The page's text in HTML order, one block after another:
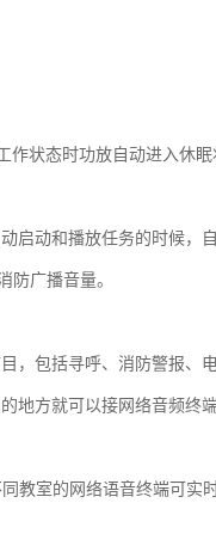
状态时功放自动进入休
动和播放任务的时候，
防广播音量。
包括寻呼、消防警报、电
地方就可以接网络音频终
教室的网络语音终端可实